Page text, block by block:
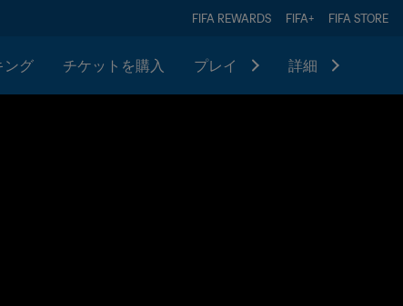
FIFA REWARDS FIFA+ FIFA STORE
ング チケットを購入 プレイ 詳細